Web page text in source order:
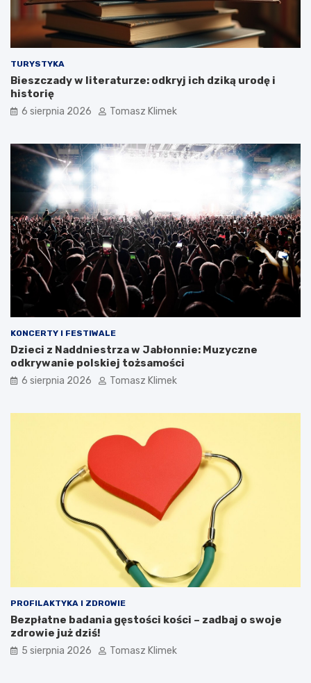
TURYSTYKA
Bieszczady w literaturze: odkryj ich dziką urodę i
historię
6 sierpnia 2026 Tomasz Klimek
KONCERTY I FESTIWALE
Dzieci z Naddniestrza w Jabłonnie: Muzyczne
odkrywanie polskiej tożsamości
6 sierpnia 2026 Tomasz Klimek
PROFILAKTYKA I ZDROWIE
Bezpłatne badania gęstości kości – zadbaj o swoje
zdrowie już dziś!
5 sierpnia 2026 Tomasz Klimek